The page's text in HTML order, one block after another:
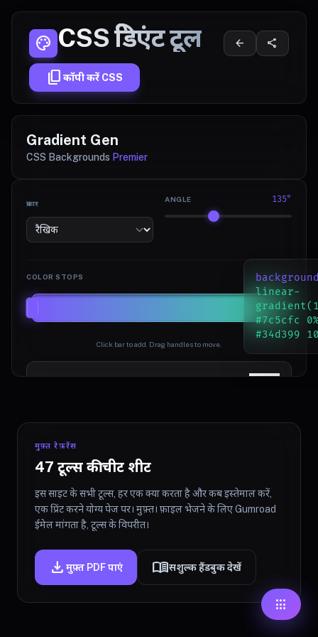
palette CSS ग्रेडिएंट टूल arrow_back share
content_copy कॉपी करें CSS
Gradient Gen
CSS Backgrounds Premier
प्रकार ANGLE 135°
COLOR STOPS
Click bar to add. Drag handles to move.
Active Stop Delete
QUICK PRESETS
linear-
#7c5cfc
#34d399
मुफ़्त रेफ़रेंस
47 टूल्स की चीट शीट
इस साइट के सभी टूल्स, हर एक क्या करता है और कब इस्तेमाल करें,
एक प्रिंट करने योग्य पेज पर। मुफ़्त। फ़ाइल भेजने के लिए Gumroad
ईमेल मांगता है, टूल्स के विपरीत।
download मुफ़्त PDF पाएं menu_bookसशुल्क हैंडबुक देखें
apps